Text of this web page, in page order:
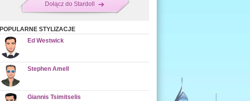
Dołącz do Stardoll
POPULARNE STYLIZACJE
Ed Westwick
Stephen Amell
Giannis Tsimitselis